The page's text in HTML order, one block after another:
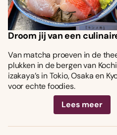
Droom jij van een
Van matcha proeven in de
plukken in de bergen van
izakaya’s in Tokio, Osaka en
voor echte foodies.
Lees meer